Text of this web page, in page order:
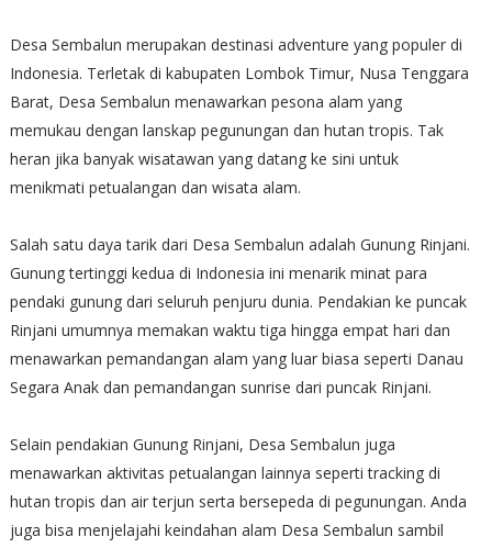
Desa Sembalun merupakan destinasi adventure yang populer di
Indonesia. Terletak di kabupaten Lombok Timur, Nusa Tenggara
Barat, Desa Sembalun menawarkan pesona alam yang
memukau dengan lanskap pegunungan dan hutan tropis. Tak
heran jika banyak wisatawan yang datang ke sini untuk
menikmati petualangan dan wisata alam.
Salah satu daya tarik dari Desa Sembalun adalah Gunung Rinjani.
Gunung tertinggi kedua di Indonesia ini menarik minat para
pendaki gunung dari seluruh penjuru dunia. Pendakian ke puncak
Rinjani umumnya memakan waktu tiga hingga empat hari dan
menawarkan pemandangan alam yang luar biasa seperti Danau
Segara Anak dan pemandangan sunrise dari puncak Rinjani.
Selain pendakian Gunung Rinjani, Desa Sembalun juga
menawarkan aktivitas petualangan lainnya seperti tracking di
hutan tropis dan air terjun serta bersepeda di pegunungan. Anda
juga bisa menjelajahi keindahan alam Desa Sembalun sambil